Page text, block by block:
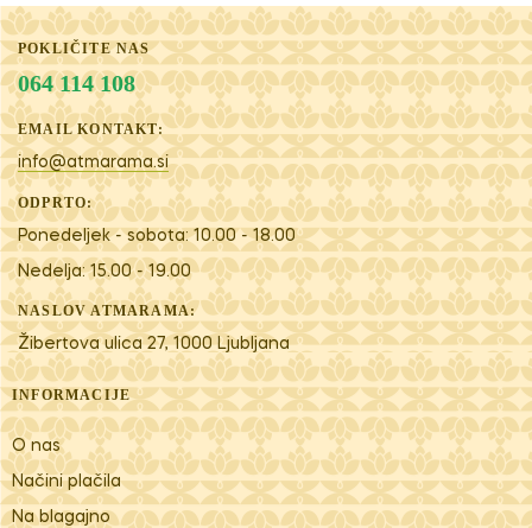
POKLIČITE NAS
064 114 108
EMAIL KONTAKT:
info@atmarama.si
ODPRTO:
Ponedeljek - sobota: 10.00 - 18.00
Nedelja: 15.00 - 19.00
NASLOV ATMARAMA:
Žibertova ulica 27, 1000 Ljubljana
INFORMACIJE
O nas
Načini plačila
Na blagajno